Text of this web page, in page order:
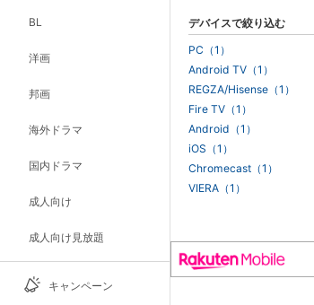
BL
洋画
邦画
海外ドラマ
国内ドラマ
成人向け
成人向け見放題
キャンペーン
デバイスで絞り込む
PC（1）
Android TV（1）
REGZA/Hisense（1）
Fire TV（1）
Android（1）
iOS（1）
Chromecast（1）
VIERA（1）